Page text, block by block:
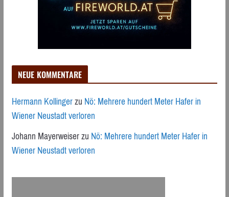
NEUE KOMMENTARE
Hermann KollingerzuNö: Mehrere hundert Meter Hafer in
Wiener Neustadt verloren
Johann MayerweiserzuNö: Mehrere hundert Meter Hafer in
Wiener Neustadt verloren